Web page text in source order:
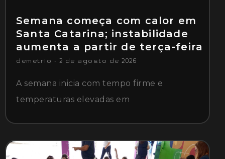
Semana começa com calor em
Santa Catarina; instabilidade
aumenta a partir de terça-feira
demetrio 2 de agosto de 2026
A semana inicia com tempo firme e
temperaturas elevadas em